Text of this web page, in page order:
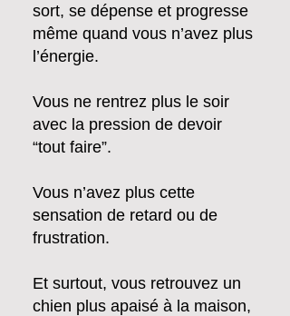
sort, se dépense et progresse
même quand vous n’avez plus
l’énergie.
Vous ne rentrez plus le soir
avec la pression de devoir
“tout faire”.
Vous n’avez plus cette
sensation de retard ou de
frustration.
Et surtout, vous retrouvez un
chien plus apaisé à la maison,